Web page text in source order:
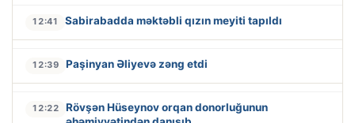
12:41 Sabirabadda məktəbli qızın meyiti tapıldı
12:39 Paşinyan Əliyevə zəng etdi
12:22
Rövşən Hüseynov orqan donorluğunun